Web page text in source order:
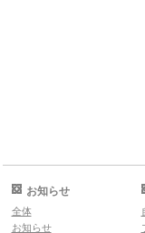
お知らせ
全体
お知らせ